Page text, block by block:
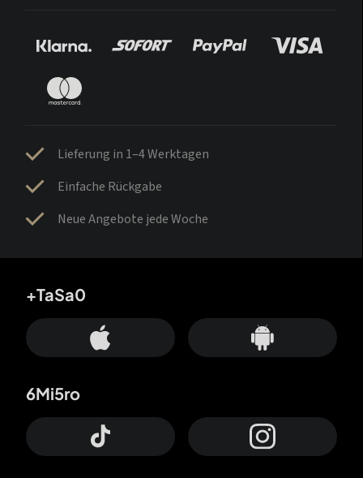
Lieferung in 1–4 Werktagen
Einfache Rückgabe
Neue Angebote jede Woche
+TaSa0
6Mi5ro